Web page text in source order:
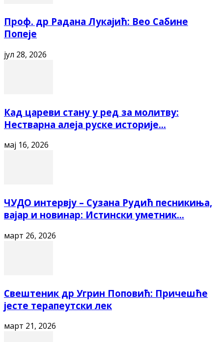
Проф. др Радана Лукајић: Вео Сабине
Попеје
јул 28, 2026
Кад цареви стану у ред за молитву:
Нестварна алеја руске историје...
мај 16, 2026
ЧУДО интервју – Сузана Рудић песникиња,
вајар и новинар: Истински уметник...
март 26, 2026
Свештеник др Угрин Поповић: Причешће
јесте терапеутски лек
март 21, 2026